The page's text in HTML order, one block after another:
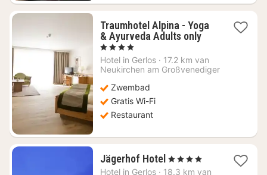
Traumhotel Alpina - Yoga
& Ayurveda Adults only1
vanaf
€
405,78
, 4 Sterren
Hotel in Gerlos · 17.2 km van
Neukirchen am Großvenediger
Zwembad
Gratis Wi-Fi
Restaurant
Jägerhof Hotel 1
nacht
, 4 Sterren
Hotel in Gerlos · 18.3 km van